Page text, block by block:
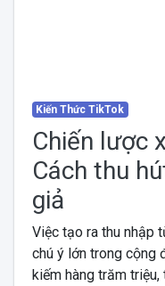
Kiến Thức TikTok
Chiến lược
Cách thu
giả
Việc tạo ra thu nhập
chú ý lớn trong cộng
kiếm hàng trăm